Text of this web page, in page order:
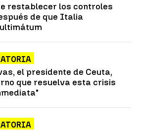
restablecer los controles
de que Italia
el presidente de Ceuta,
que resuelva esta crisis